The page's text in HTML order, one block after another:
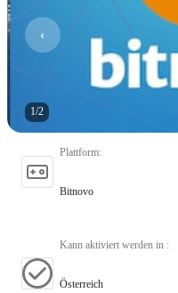
1/2
Plattform:
Bitnovo
Kann aktiviert werden in :
Österreich